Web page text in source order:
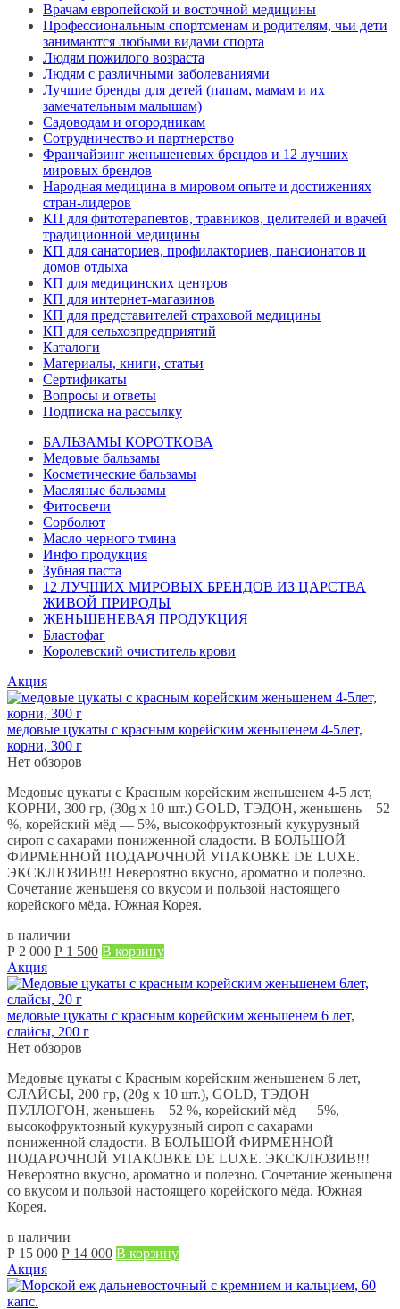
Врачам европейской и восточной медицины
Профессиональным спортсменам и родителям, чьи дети
занимаются любыми видами спорта
Людям пожилого возраста
Людям с различными заболеваниями
Лучшие бренды для детей (папам, мамам и их
замечательным малышам)
Садоводам и огородникам
Сотрудничество и партнерство
Франчайзинг женьшеневых брендов и 12 лучших
мировых брендов
Народная медицина в мировом опыте и достижениях
стран-лидеров
КП для фитотерапевтов, травников, целителей и врачей
традиционной медицины
КП для санаториев, профилакториев, пансионатов и
домов отдыха
КП для медицинских центров
КП для интернет-магазинов
КП для представителей страховой медицины
КП для сельхозпредприятий
Каталоги
Материалы, книги, статьи
Сертификаты
Вопросы и ответы
Подписка на рассылку
БАЛЬЗАМЫ КОРОТКОВА
Медовые бальзамы
Косметические бальзамы
Масляные бальзамы
Фитосвечи
Сорболют
Масло черного тмина
Инфо продукция
Зубная паста
12 ЛУЧШИХ МИРОВЫХ БРЕНДОВ ИЗ ЦАРСТВА
ЖИВОЙ ПРИРОДЫ
ЖЕНЬШЕНЕВАЯ ПРОДУКЦИЯ
Бластофаг
Королевский очиститель крови
Акция
медовые цукаты с красным корейским женьшенем 4-5лет,
корни, 300 г
Нет обзоров
Медовые цукаты с Красным корейским женьшенем 4-5 лет,
КОРНИ, 300 гр, (30g х 10 шт.) GOLD, ТЭДОН, женьшень – 52
%, корейский мёд — 5%, высокофруктозный кукурузный
сироп с сахарами пониженной сладости. В БОЛЬШОЙ
ФИРМЕННОЙ ПОДАРОЧНОЙ УПАКОВКЕ DE LUXE.
ЭКСКЛЮЗИВ!!! Невероятно вкусно, ароматно и полезно.
Сочетание женьшеня со вкусом и пользой настоящего
корейского мёда. Южная Корея.
в наличии
Р 2 000 Первоначальная
составляла
Р
2 000.
Р 1 500Текущая
Р
В корзину
Акция
медовые цукаты с красным корейским женьшенем 6 лет,
слайсы, 200 г
Нет обзоров
Медовые цукаты с Красным корейским женьшенем 6 лет,
СЛАЙСЫ, 200 гр, (20g х 10 шт.), GOLD, ТЭДОН
ПУЛЛОГОН, женьшень – 52 %, корейский мёд — 5%,
высокофруктозный кукурузный сироп с сахарами
пониженной сладости. В БОЛЬШОЙ ФИРМЕННОЙ
ПОДАРОЧНОЙ УПАКОВКЕ DE LUXE. ЭКСКЛЮЗИВ!!!
Невероятно вкусно, ароматно и полезно. Сочетание женьшеня
со вкусом и пользой настоящего корейского мёда. Южная
Корея.
в наличии
Р 15 000 Первоначальная
составляла
Р 14 000Текущая
Р
В корзину
Акция